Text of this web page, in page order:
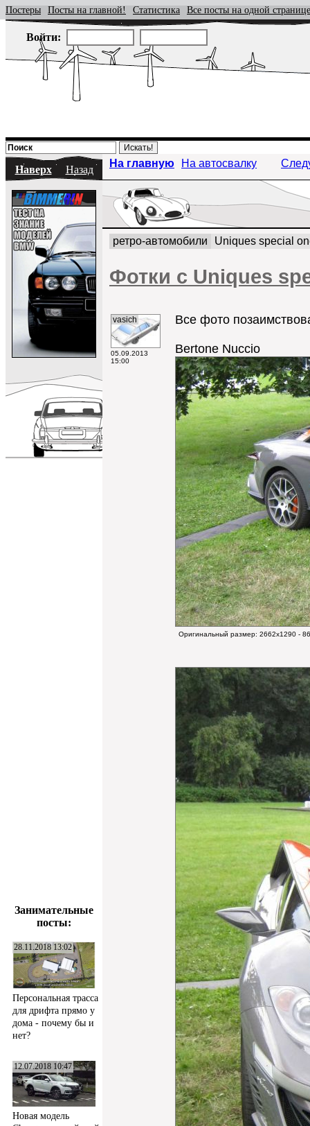
Постеры Посты на главной! Статистика Все посты на одной странице
Войти:
Наверх Назад
Занимательные
посты:
28.11.2018 13:02
Персональная трасса
для дрифта прямо у
дома - почему бы и
нет?
12.07.2018 10:47
Новая модель
На главную На автосвалку
ретро-автомобили Uniques special
Фотки с Uniques
vasich
05.09.2013
15:00
Все фото
Bertone Nuccio
Оригинальный размер: 2662x1290 -